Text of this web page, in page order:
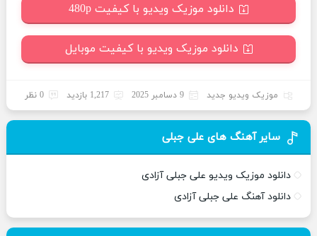
دانلود موزیک ویدیو با کیفیت 480p
دانلود موزیک ویدیو با کیفیت موبایل
موزیک ویدیو جدید 9 دسامبر 2025 1,217 بازدید 0 نظر
سایر آهنگ های علی جبلی
دانلود موزیک ویدیو علی جبلی آزادی
دانلود آهنگ علی جبلی آزادی